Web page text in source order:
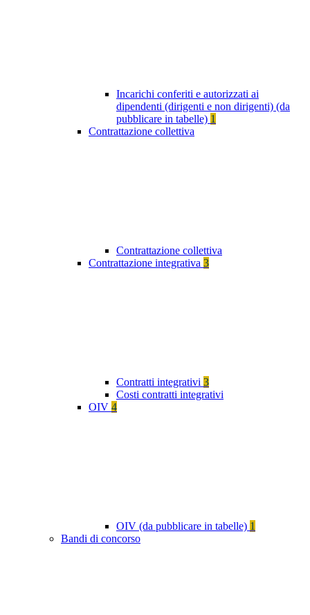
Incarichi conferiti e autorizzati ai
dipendenti (dirigenti e non dirigenti) (da
pubblicare in tabelle) 1
Contrattazione collettiva
Contrattazione collettiva
Contrattazione integrativa 3
Contratti integrativi 3
Costi contratti integrativi
OIV 4
OIV (da pubblicare in tabelle) 1
Bandi di concorso